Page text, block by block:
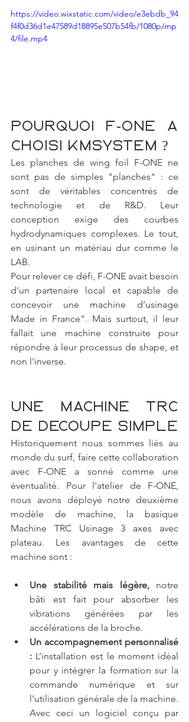
https://video.wixstatic.com/video/e3ebdb_94
f4f0d36d1e47589d18895e507b54fb/1080p/mp
4/file.mp4
Pourquoi F-ONE a
choisi KMSYSTEM ?
Les planches de wing foil F-ONE ne
sont pas de simples "planches" : ce
sont de véritables concentrés de
technologie et de R&D. Leur
conception exige des courbes
hydrodynamiques complexes. Le tout,
en usinant un matériau dur comme le
LAB.
Pour relever ce défi, F-ONE avait besoin
d'un partenaire local et capable de
concevoir une machine d’usinage
Made in France". Mais surtout, il leur
fallait une machine construite pour
répondre à leur processus de shape, et
non l'inverse.
Une machine TRC
de découpe simple
Historiquement nous sommes liés au
monde du surf, faire cette collaboration
avec F-ONE a sonné comme une
éventualité. Pour l'atelier de F-ONE,
nous avons déployé notre deuxième
modèle de machine, la basique
Machine TRC Usinage 3 axes avec
plateau. Les avantages de cette
machine sont :
Une stabilité mais légère, notre
bâti est fait pour absorber les
vibrations générées par les
accélérations de la broche.
Un accompagnement personnalisé
: L’installation est le moment idéal
pour y intégrer la formation sur la
commande numérique et sur
l’utilisation générale de la machine.
Avec ceci un logiciel conçu par